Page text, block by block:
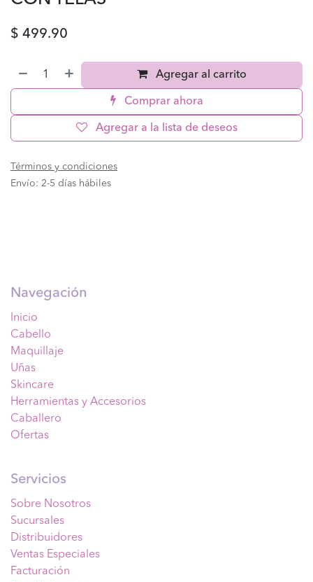
$ 499.90
Agregar al carrito
Comprar ahora
Agregar a la lista de deseos
Términos y condiciones
Envío: 2-5 días hábiles
Navegación
Inicio
Cabello
Maquillaje
Uñas
Skincare
Herramientas y Accesorios
Caballero
Ofertas
Servicios
Sobre Nosotros
Sucursales
Distribuidores
Ventas Especiales
Facturación